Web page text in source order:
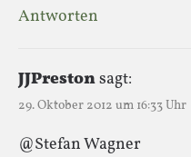
Antworten
JJPrestonsagt:
29. Oktober 2012 um 16:33 Uhr
@Stefan Wagner